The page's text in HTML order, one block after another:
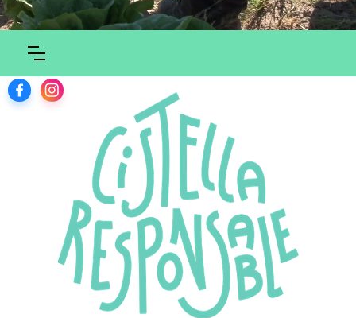
963877036 / 694477494